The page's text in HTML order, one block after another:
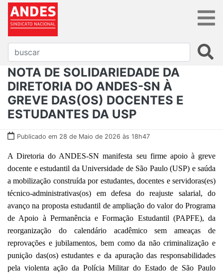
NOTA DE SOLIDARIEDADE DA
DIRETORIA DO ANDES-SN À
GREVE DAS(OS) DOCENTES E
ESTUDANTES DA USP
Publicado em 28 de Maio de 2026 às 18h47
A Diretoria do ANDES-SN manifesta seu firme apoio à greve
docente e estudantil da Universidade de São Paulo (USP) e saúda
a mobilização construída por estudantes, docentes e servidoras(es)
técnico-administrativas(os) em defesa do reajuste salarial, do
avanço na proposta estudantil de ampliação do valor do Programa
de Apoio à Permanência e Formação Estudantil (PAPFE), da
reorganização do calendário acadêmico sem ameaças de
reprovações e jubilamentos, bem como da não criminalização e
punição das(os) estudantes e da apuração das responsabilidades
pela violenta ação da Polícia Militar do Estado de São Paulo